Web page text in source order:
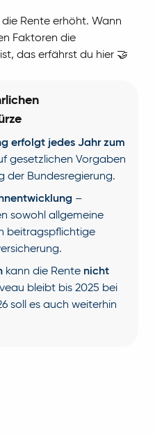
Rente erhöht. Wann
Faktoren die
das erfährst du hier 🤝
erfolgt jedes Jahr zum
gesetzlichen Vorgaben
der Bundesregierung.
–
sowohl allgemeine
beitragspflichtige
kann die Rente nicht
bleibt bis 2025 bei
soll es auch weiterhin